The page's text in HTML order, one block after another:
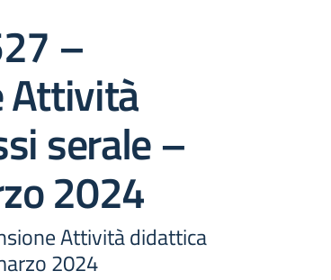
–
Attività
serale –
2024
Attività didattica
2024